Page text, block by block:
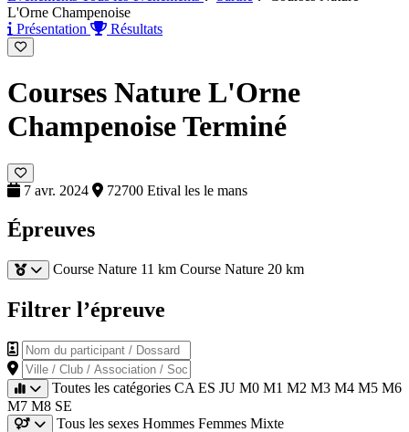
L'Orne Champenoise
Présentation
Résultats
Courses Nature L'Orne
ChampenoiseTerminé
7 avr. 2024 72700 Etival les le mans
Épreuves
Course Nature 11 km Course Nature 20 km
Filtrer l’épreuve
Nom du participant / Dossard
Ville / Club / Association / Société
Toutes les catégories CA ES JU M0 M1 M2 M3 M4 M5 M6
M7 M8 SE
Tous les sexes Hommes Femmes Mixte